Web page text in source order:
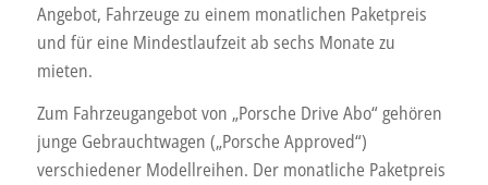
Angebot, Fahrzeuge zu einem monatlichen Paketpreis
und für eine Mindestlaufzeit ab sechs Monate zu
mieten.
Zum Fahrzeugangebot von „Porsche Drive Abo“ gehören
junge Gebrauchtwagen („Porsche Approved“)
verschiedener Modellreihen. Der monatliche Paketpreis